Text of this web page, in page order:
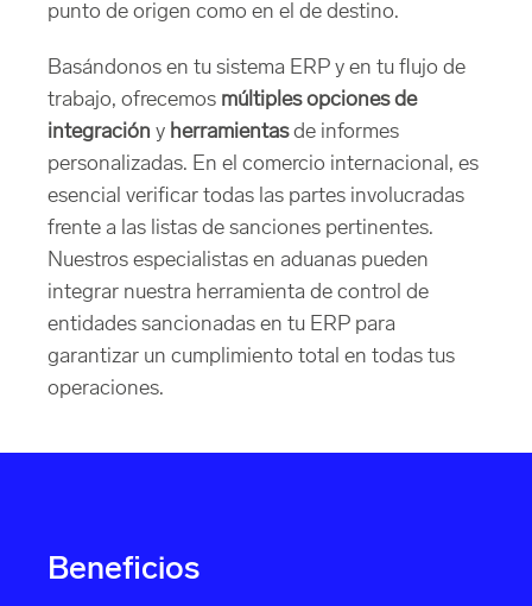
punto de origen como en el de destino.
Basándonos en tu sistema ERP y en tu flujo de
trabajo, ofrecemos múltiples opciones de
integración y herramientasde informes
personalizadas. En el comercio internacional, es
esencial verificar todas las partes involucradas
frente a las listas de sanciones pertinentes.
Nuestros especialistas en aduanas pueden
integrar nuestra herramienta de control de
entidades sancionadas en tu ERP para
garantizar un cumplimiento total en todas tus
operaciones.
Beneficios